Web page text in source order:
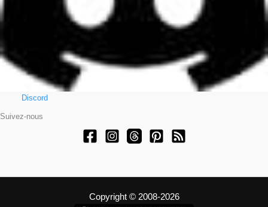
Discord
Suivez-nous
Copyright © 2008-2026